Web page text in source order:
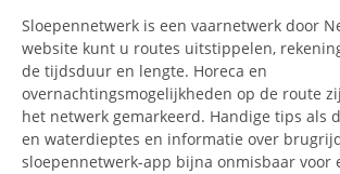
Sloepennetwerk is een vaarnetwerk door
website kunt u routes uitstippelen,
de tijdsduur en lengte. Horeca en
overnachtingsmogelijkheden op de route
het netwerk gemarkeerd. Handige tips als
en waterdieptes en informatie over
sloepennetwerk-app bijna onmisbaar voor